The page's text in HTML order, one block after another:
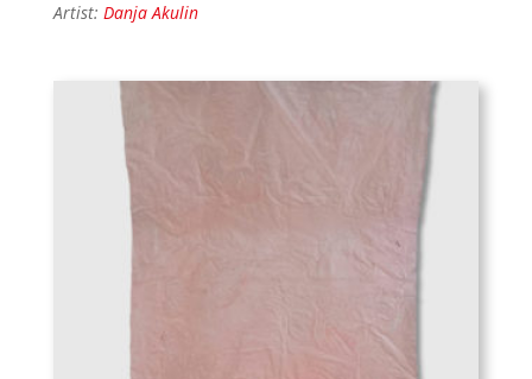
Artist: Danja Akulin